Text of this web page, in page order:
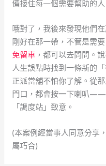
備接住每一個需要幫助的人
哦對了，我後來發現他們
剛好在那一帶，不管是需要
免留車，都可以去問問。
人生誤點時找到一條新的
正派當舖不怕你了解。從
門口，都會按一下喇叭——
「調度站」致意。
(本案例經當事人同意分享
屬巧合)